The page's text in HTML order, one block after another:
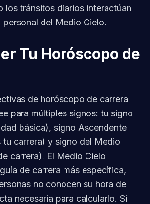
los tránsitos diarios interactúan
del Medio Cielo.
Tu Horóscopo de
de horóscopo de carrera
para múltiples signos: tu signo
básica), signo Ascendente
tu carrera) y signo del Medio
carrera). El Medio Cielo
de carrera más específica,
no conocen su hora de
necesaria para calcularlo. Si